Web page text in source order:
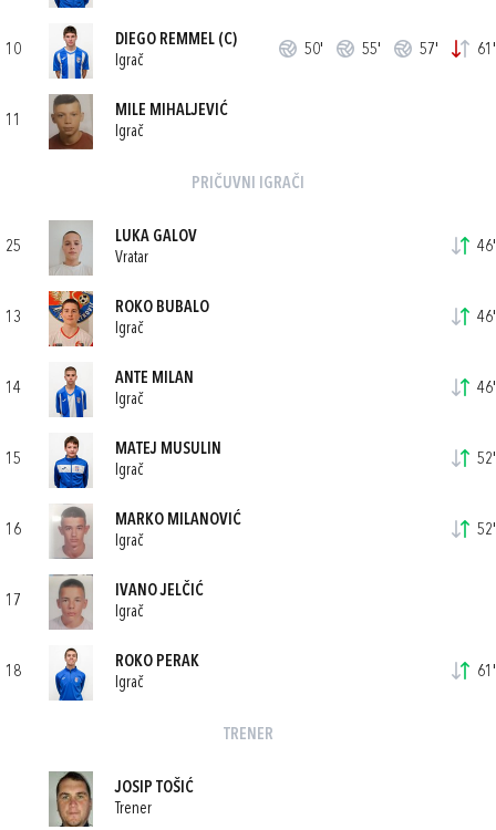
10
DIEGO REMMEL (C)
Igrač
50' 55' 57' 61'
11
MILE MIHALJEVIĆ
Igrač
PRIČUVNI IGRAČI
25
LUKA GALOV
Vratar
46'
13
ROKO BUBALO
Igrač
46'
14
ANTE MILAN
Igrač
46'
15
MATEJ MUSULIN
Igrač
52'
16
MARKO MILANOVIĆ
Igrač
52'
17
IVANO JELČIĆ
Igrač
18
ROKO PERAK
Igrač
61'
TRENER
JOSIP TOŠIĆ
Trener